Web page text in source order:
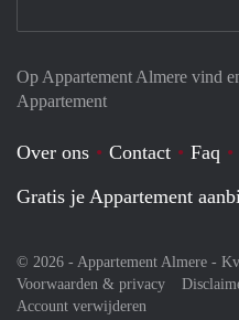
Op Appartement Almere vind
Appartement
Over ons Contact Faq
Gratis je Appartement
© 2026 - Appartement Almere -
Voorwaarden & privacy
Account verwijderen